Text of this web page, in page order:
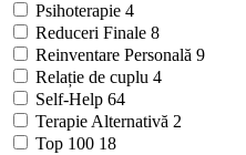
Psihoterapie 4
Reduceri Finale 8
Reinventare Personală 9
Relație de cuplu 4
Self-Help 64
Terapie Alternativă 2
Top 100 18